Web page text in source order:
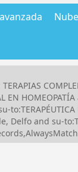
EN
and su-